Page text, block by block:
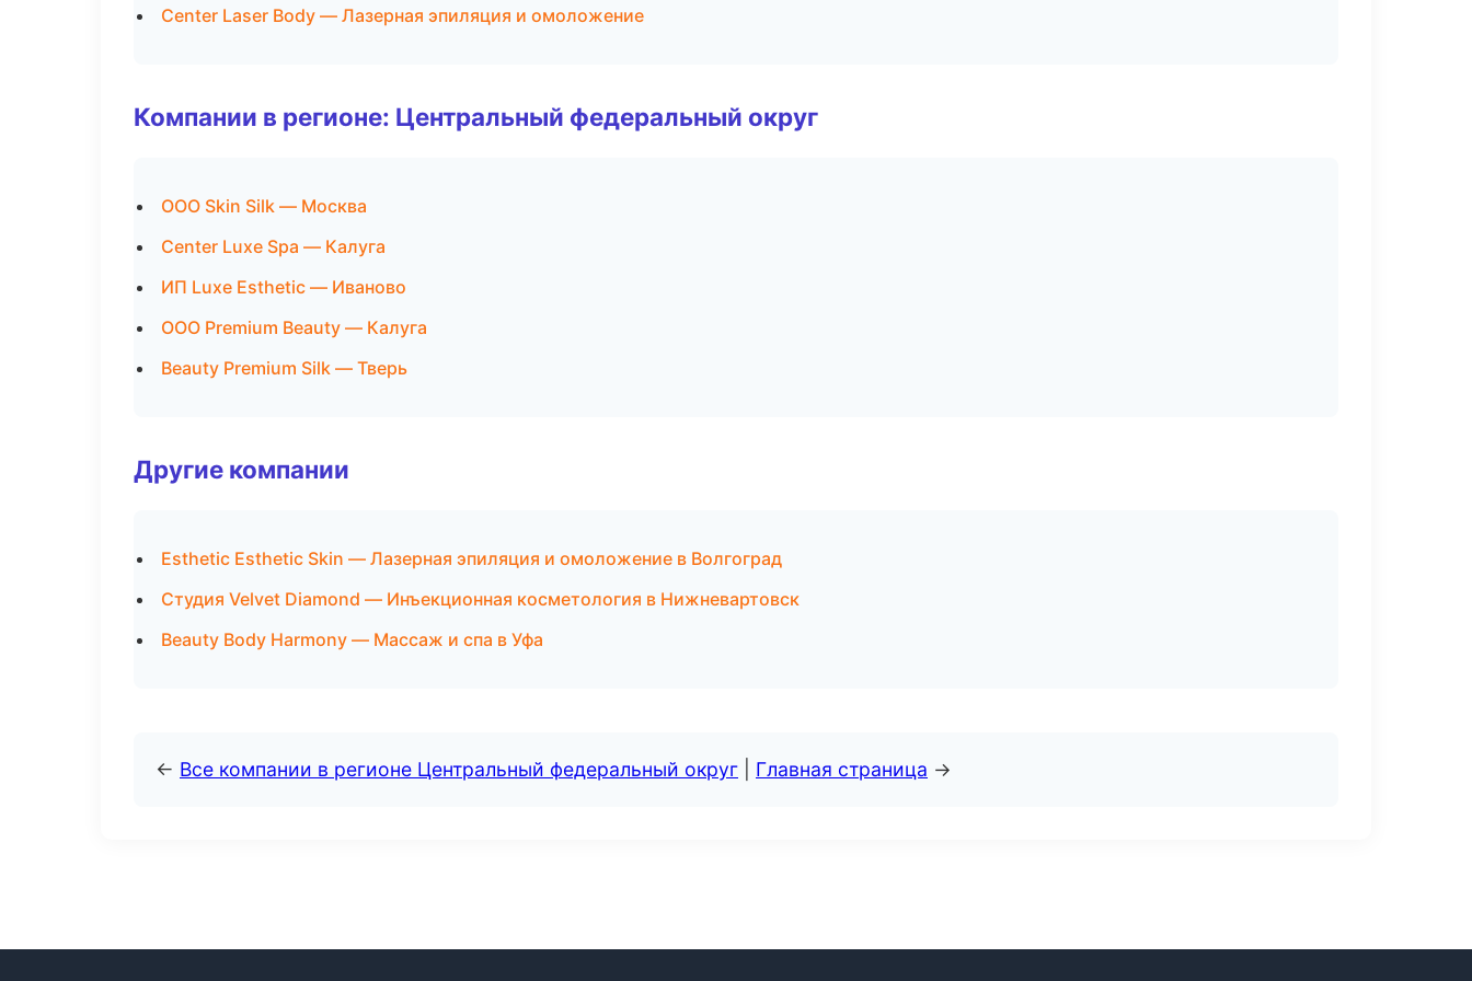
Center Laser Body — Лазерная эпиляция и омоложение
Компании в регионе: Центральный федеральный округ
ООО Skin Silk — Москва
Center Luxe Spa — Калуга
ИП Luxe Esthetic — Иваново
ООО Premium Beauty — Калуга
Beauty Premium Silk — Тверь
Другие компании
Esthetic Esthetic Skin — Лазерная эпиляция и омоложение в Волгоград
Студия Velvet Diamond — Инъекционная косметология в Нижневартовск
Beauty Body Harmony — Массаж и спа в Уфа
← Все компании в регионе Центральный федеральный округ Главная страница →